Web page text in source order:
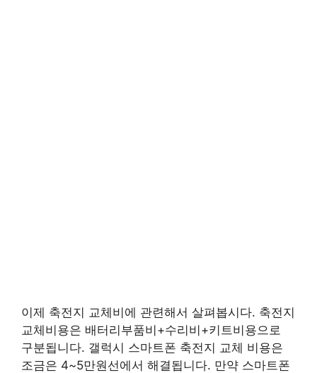
이제 축전지 교체비에 관련해서 살펴봅시다. 축전지
교체비용은 배터리부품비+수리비+키트비용으로
구분됩니다. 갤럭시 스마트폰 축전지 교체 비용은
조금은 4~5만원선에서 해결됩니다. 만약 스마트폰